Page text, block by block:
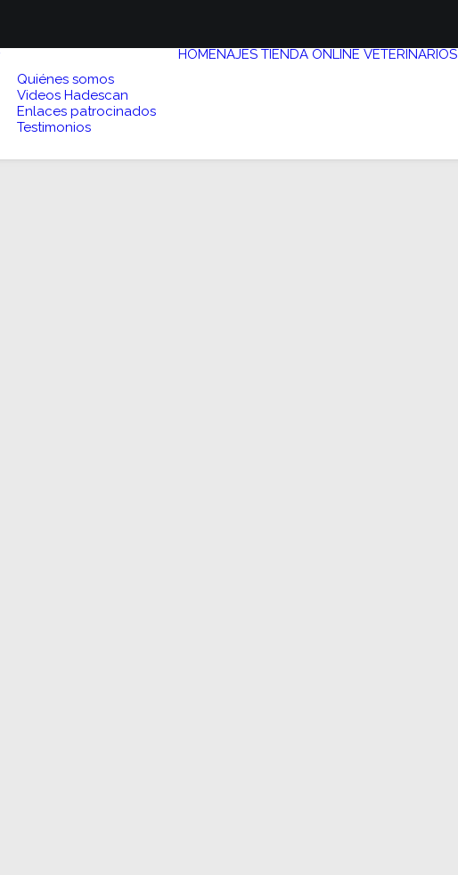
Quiénes somos
Videos Hadescan
Enlaces patrocinados
Testimonios
HOMENAJES TIENDA ONLINE VETERINARIOS